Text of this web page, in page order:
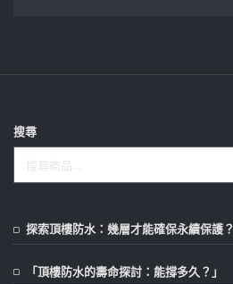
搜尋
探索頂樓防水：幾層才能確保永續保護？
「頂樓防水的壽命探討：能撐多久？」